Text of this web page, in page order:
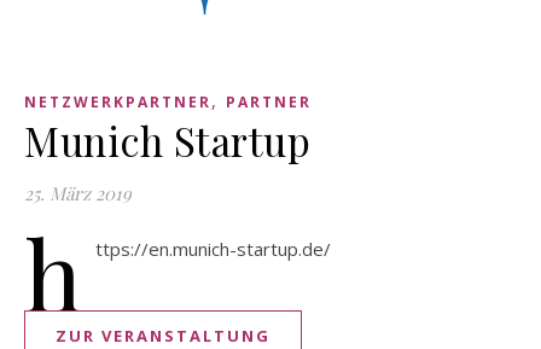
NETZWERKPARTNER, PARTNER
Munich Startup
25. März 2019
h ttps://en.munich-startup.de/
ZUR VERANSTALTUNG